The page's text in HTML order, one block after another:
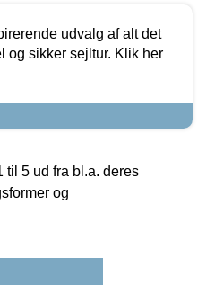
udvalg af alt det
og sikker sejltur. Klik her
5 ud fra bl.a. deres
og